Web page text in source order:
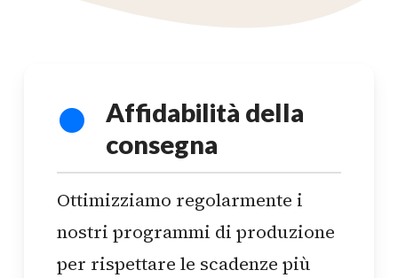
Affidabilità della
consegna
Ottimizziamo regolarmente i
nostri programmi di produzione
per rispettare le scadenze più